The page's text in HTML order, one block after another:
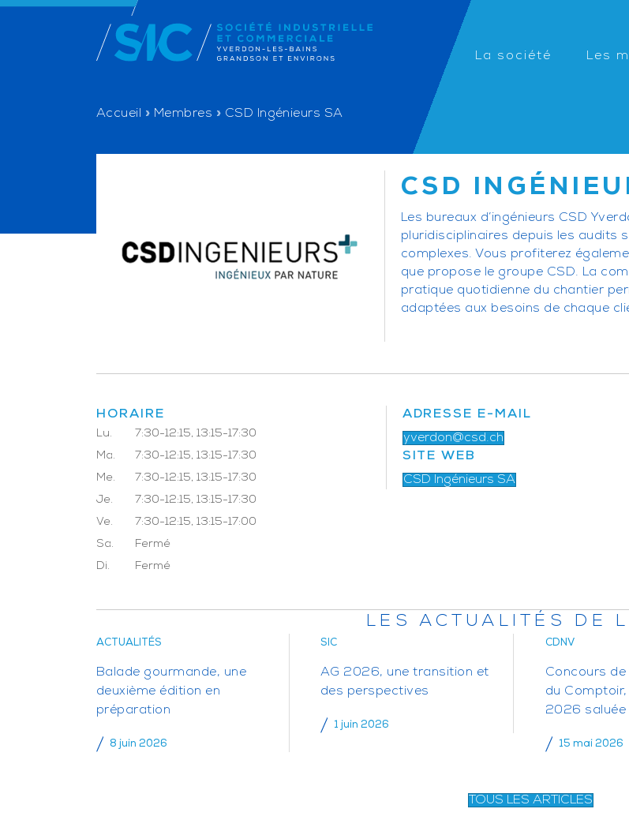
La société Les
Accueil » Membres » CSD Ingénieurs SA
CSD
Les bureaux d’ingénieurs CSD
pluridisciplinaires depuis les audits
complexes. Vous profiterez
que propose le groupe CSD. La
pratique quotidienne du chantier
adaptées aux besoins de chaque
HORAIRE
Lu.
7:30-12:15, 13:15-17:30
Ma.
7:30-12:15, 13:15-17:30
Me.
7:30-12:15, 13:15-17:30
Je.
7:30-12:15, 13:15-17:30
Ve.
7:30-12:15, 13:15-17:00
Sa.
Fermé
Di.
Fermé
ADRESSE E-MAIL
yverdon@csd.ch
SITE WEB
CSD Ingénieurs SA
LES ACTUALITÉS DE
ACTUALITÉS
Balade gourmande, une
deuxième édition en
préparation
8 juin 2026
SIC
AG 2026, une transition et
des perspectives
1 juin 2026
CDNV
Concours
du
2026 saluée
15 mai 2026
TOUS LES ARTICLES